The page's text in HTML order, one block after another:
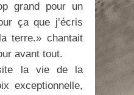
grand pour un
ça que j’écris
terre.» chantait
avant tout.
la vie de la
exceptionnelle,